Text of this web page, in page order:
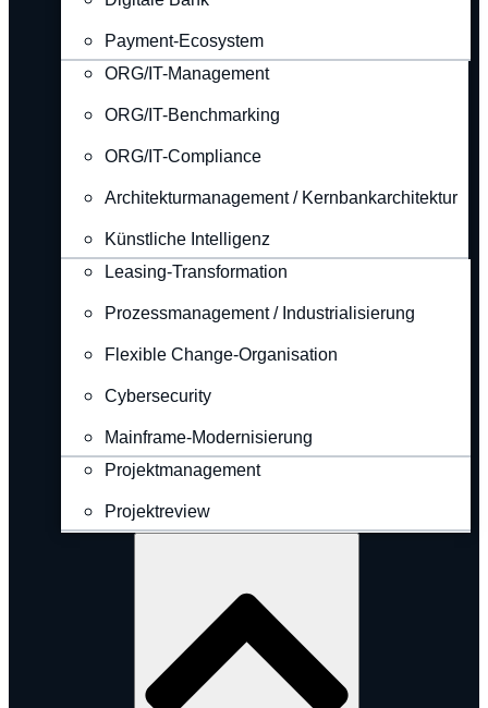
Payment-Ecosystem
ORG/IT-Management
ORG/IT-Benchmarking
ORG/IT-Compliance
Architekturmanagement / Kernbankarchitektur
Künstliche Intelligenz
Leasing-Transformation
Prozessmanagement / Industrialisierung
Flexible Change-Organisation
Cybersecurity
Mainframe-Modernisierung
Projektmanagement
Projektreview